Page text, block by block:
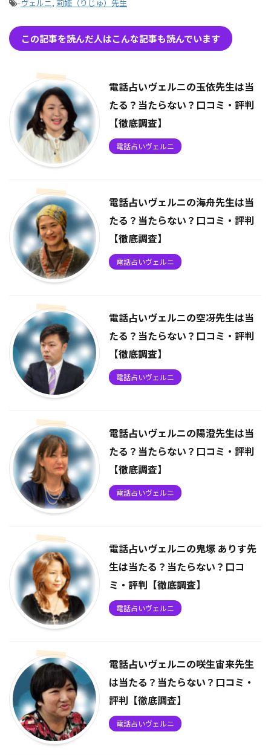
-ヴェルニ, 莉姫（りじゅ）先生
この記事を読んだ人はこんな記事も読んでいます
電話占いヴェルニの玉依先生は当
たる？当たらない？口コミ・評判
【徹底調査】
電話占いヴェルニ
電話占いヴェルニの海舟先生は当
たる？当たらない？口コミ・評判
【徹底調査】
電話占いヴェルニ
電話占いヴェルニの空冴先生は当
たる？当たらない？口コミ・評判
【徹底調査】
電話占いヴェルニ
電話占いヴェルニの陽澄先生は当
たる？当たらない？口コミ・評判
【徹底調査】
電話占いヴェルニ
電話占いヴェルニの鬼塚 ありす先
生は当たる？当たらない？口コ
ミ・評判【徹底調査】
電話占いヴェルニ
電話占いヴェルニの咲生宙来先生
は当たる？当たらない？口コミ・
評判【徹底調査】
電話占いヴェルニ